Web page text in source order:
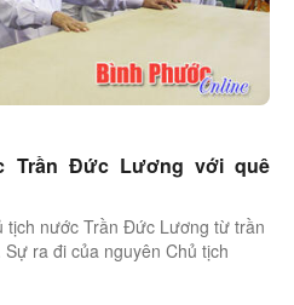
Trần Đức Lương với quê
tịch nước Trần Đức Lương từ trần
ra đi của nguyên Chủ tịch